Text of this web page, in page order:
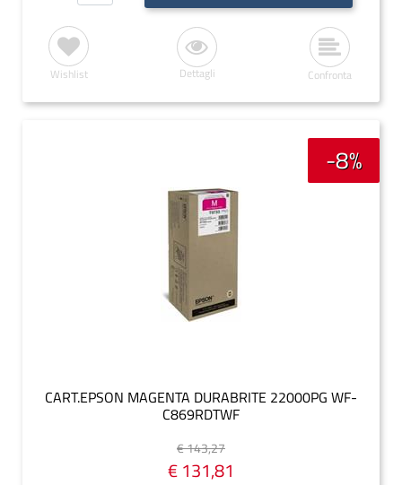
Wishlist Dettagli Confronta
-8%
CART.EPSON MAGENTA DURABRITE 22000PG WF-
C869RDTWF
€ 143,27
€ 131,81